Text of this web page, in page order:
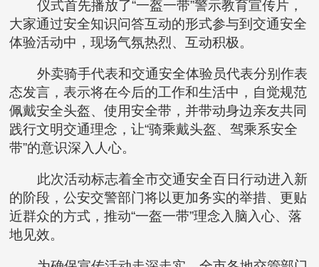
仪式首先播放了“一盔一带”警示教育宣传片，
大家通过安全知识问答互动的形式参与到交通安全
体验活动中，现场气氛热烈、互动积极。
外卖骑手代表和交通安全体验员代表分别作表
态发言，表示将在今后的工作和生活中，自觉规范
佩戴安全头盔、使用安全带，并带动身边亲友共同
践行文明交通理念，让“骑乘戴头盔、驾乘系安全
带”的意识深入人心。
此次活动标志着全市交通安全百日行动进入新
的阶段，公安交警部门将以更加务实的举措、更贴
近群众的方式，推动“一盔一带”理念入脑入心、落
地见效。